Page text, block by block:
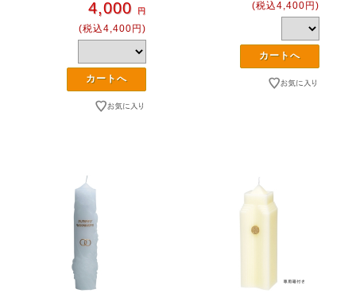
4,000 円
(税込4,400円)
(税込4,400円)